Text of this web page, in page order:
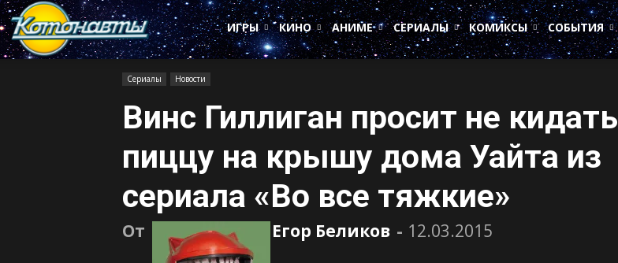
Котонавты
ИГРЫ
КИНО АНИМЕ СЕРИАЛЫ КОМИКСЫ СОБЫТИЯ
Сериалы Новости
Винс Гиллиган просит не кидать
пиццу на крышу дома Уайта из
сериала «Во все тяжкие»
От Егор Беликов - 12.03.2015